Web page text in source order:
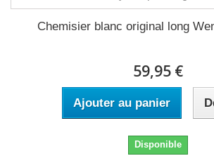
Chemisier blanc original long
59,95 €
Ajouter au panier
Disponible